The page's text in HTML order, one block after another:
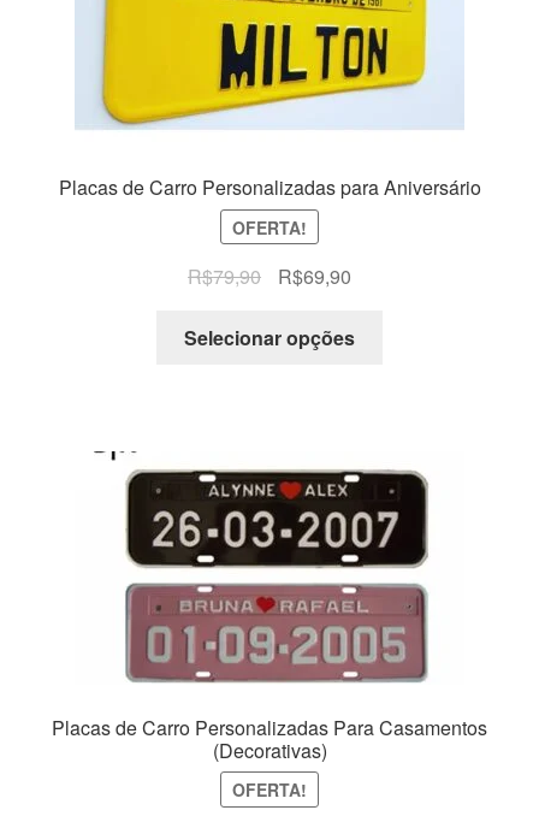
Placas de Carro Personalizadas para Aniversário
OFERTA!
R$79,90
O
original
R$69,90O
atual
Selecionar opções
Placas de Carro Personalizadas Para Casamentos
(Decorativas)
OFERTA!